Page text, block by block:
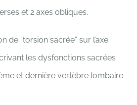
et 2 axes obliques.
de “torsion sacrée” sur l’axe
les dysfonctions sacrées
et dernière vertèbre lombaire